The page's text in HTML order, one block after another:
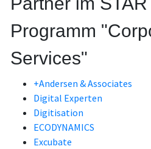
Programm
Services"
+Andersen & Associates
Digital Experten
Digitisation
ECODYNAMICS
Excubate